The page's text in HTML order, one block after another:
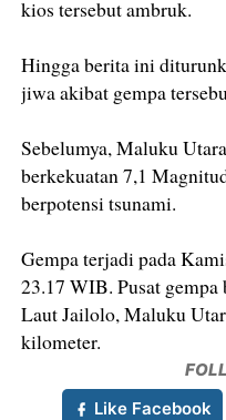
kios tersebut ambruk.
Hingga berita ini
jiwa akibat gempa
Sebelumya, Maluku
berkekuatan 7,1
berpotensi tsunami.
Gempa terjadi pada
23.17 WIB. Pusat
Laut Jailolo, Maluku
kilometer.
Like Facebook